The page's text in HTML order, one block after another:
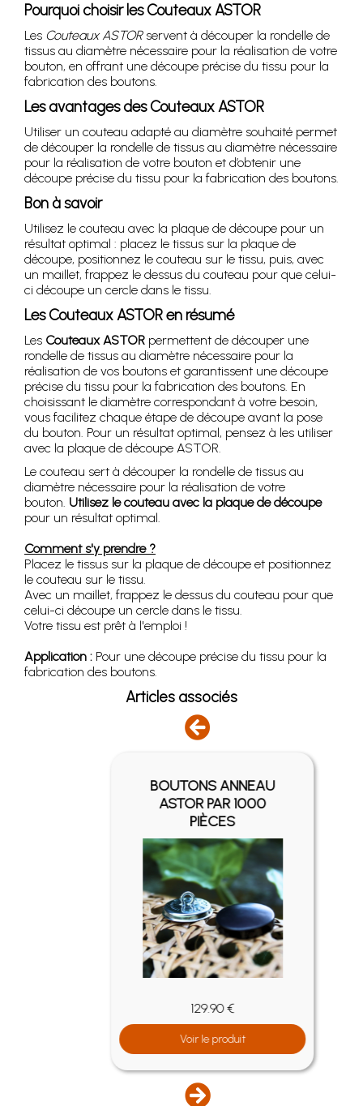
Pourquoi choisir les Couteaux ASTOR
Les Couteaux ASTORservent à découper la rondelle de
tissus au diamètre nécessaire pour la réalisation de votre
bouton, en offrant une découpe précise du tissu pour la
fabrication des boutons.
Les avantages des Couteaux ASTOR
Utiliser un couteau adapté au diamètre souhaité permet
de découper la rondelle de tissus au diamètre nécessaire
pour la réalisation de votre bouton et d’obtenir une
découpe précise du tissu pour la fabrication des boutons.
Bon à savoir
Utilisez le couteau avec la plaque de découpe pour un
résultat optimal : placez le tissus sur la plaque de
découpe, positionnez le couteau sur le tissu, puis, avec
un maillet, frappez le dessus du couteau pour que celui-
ci découpe un cercle dans le tissu.
Les Couteaux ASTOR en résumé
Les Couteaux ASTOR permettent de découper une
rondelle de tissus au diamètre nécessaire pour la
réalisation de vos boutons et garantissent une découpe
précise du tissu pour la fabrication des boutons. En
choisissant le diamètre correspondant à votre besoin,
vous facilitez chaque étape de découpe avant la pose
du bouton. Pour un résultat optimal, pensez à les utiliser
avec la plaque de découpe ASTOR.
Le couteau sert à découper la rondelle de tissus au
diamètre nécessaire pour la réalisation de votre
bouton. Utilisez le couteau avec la plaque de découpe
pour un résultat optimal.
Comment s'y prendre ?
Placez le tissus sur la plaque de découpe et positionnez
le couteau sur le tissu.
Avec un maillet, frappez le dessus du couteau pour que
celui-ci découpe un cercle dans le tissu.
Votre tissu est prêt à l'emploi !
Application : Pour une découpe précise du tissu pour la
fabrication des boutons.
Articles associés
BOUTONS ANNEAU
ASTOR PAR 1000
PIÈCES
129.90 €
Voir le produit